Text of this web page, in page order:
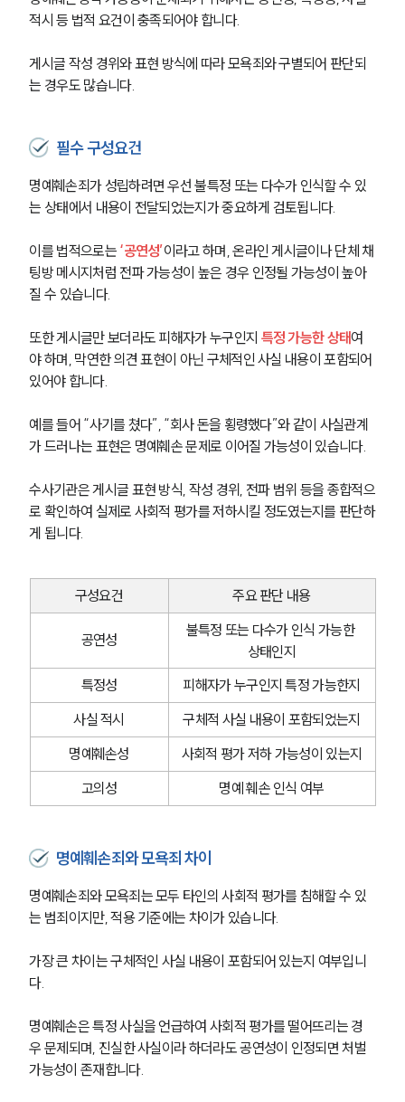
적시 등 법적 요건이 충족되어야 합니다.
게시글 작성 경위와 표현 방식에 따라 모욕죄와 구별되어 판단되
는 경우도 많습니다.
필수 구성요건
명예훼손죄가 성립하려면 우선 불특정 또는 다수가 인식할 수 있
는 상태에서 내용이 전달되었는지가 중요하게 검토됩니다.
이를 법적으로는 ‘공연성’이라고 하며, 온라인 게시글이나 단체 채
팅방 메시지처럼 전파 가능성이 높은 경우 인정될 가능성이 높아
질 수 있습니다.
또한 게시글만 보더라도 피해자가 누구인지 특정 가능한 상태여
야 하며, 막연한 의견 표현이 아닌 구체적인 사실 내용이 포함되어
있어야 합니다.
예를 들어 “사기를 쳤다”, “회사 돈을 횡령했다”와 같이 사실관계
가 드러나는 표현은 명예훼손 문제로 이어질 가능성이 있습니다.
수사기관은 게시글 표현 방식, 작성 경위, 전파 범위 등을 종합적으
로 확인하여 실제로 사회적 평가를 저하시킬 정도였는지를 판단하
게 됩니다.
구성요건 주요 판단 내용
공연성
불특정 또는 다수가 인식 가능한
상태인지
특정성
피해자가 누구인지 특정 가능한지
사실 적시
구체적 사실 내용이 포함되었는지
명예훼손성
사회적 평가 저하 가능성이 있는지
고의성
명예 훼손 인식 여부
명예훼손죄와 모욕죄 차이
명예훼손죄와 모욕죄는 모두 타인의 사회적 평가를 침해할 수 있
는 범죄이지만, 적용 기준에는 차이가 있습니다.
가장 큰 차이는 구체적인 사실 내용이 포함되어 있는지 여부입니
다.
명예훼손은 특정 사실을 언급하여 사회적 평가를 떨어뜨리는 경
우 문제되며, 진실한 사실이라 하더라도 공연성이 인정되면 처벌
가능성이 존재합니다.